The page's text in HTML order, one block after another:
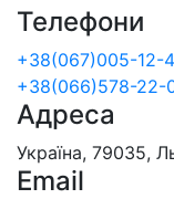
Телефони
+38(067)005-12-
+38(066)578-22-
Адреса
Україна, 79035,
Email